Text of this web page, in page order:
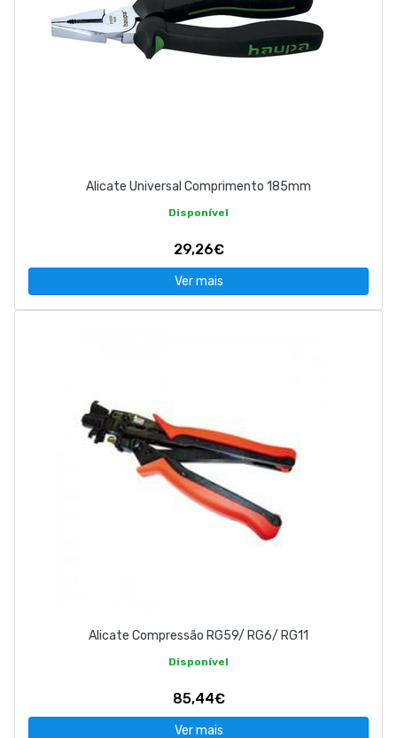
Alicate Universal Comprimento 185mm
Disponível
29,26€
Ver mais
Alicate Compressão RG59/ RG6/ RG11
Disponível
85,44€
Ver mais